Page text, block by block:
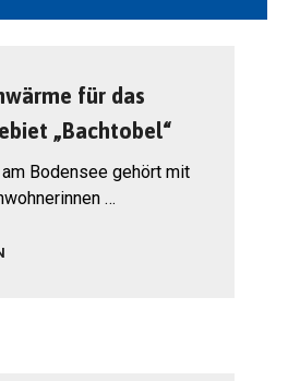
für das
„Bachtobel“
Bodensee gehört mit
…